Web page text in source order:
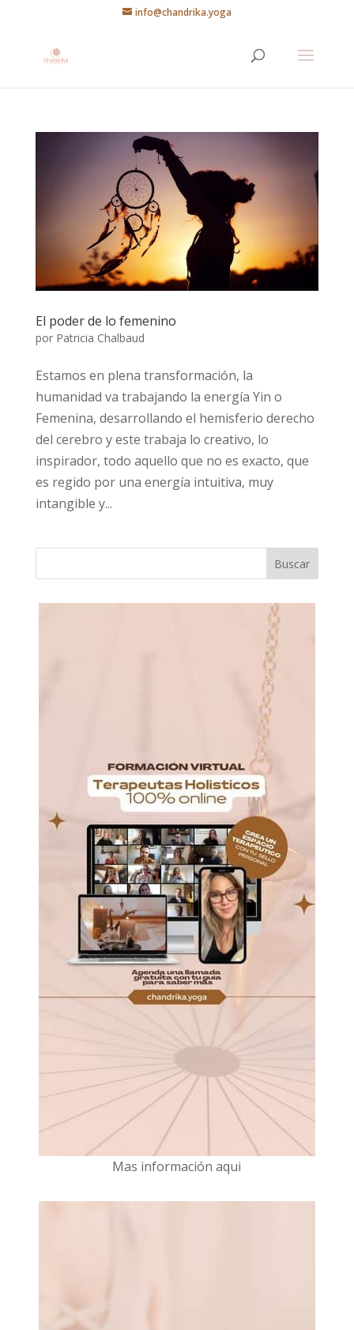
info@chandrika.yoga
El poder de lo femenino
por Patricia Chalbaud
Estamos en plena transformación, la
humanidad va trabajando la energía Yin o
Femenina, desarrollando el hemisferio derecho
del cerebro y este trabaja lo creativo, lo
inspirador, todo aquello que no es exacto, que
es regido por una energía intuitiva, muy
intangible y...
Mas información aqui